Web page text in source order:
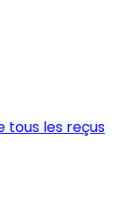
tous les reçus